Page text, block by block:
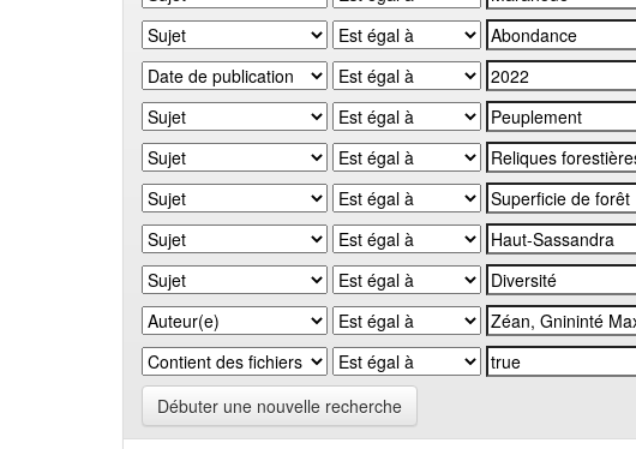
Débuter une nouvelle recherche